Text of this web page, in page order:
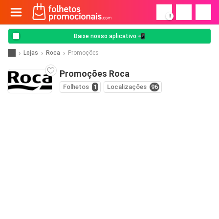
!
Baixe nosso aplicativo 📲
Lojas Roca Promoções
Promoções Roca
Folhetos 1 Localizações 96